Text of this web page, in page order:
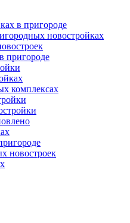
в пригороде
новостройках
пригороде
комплексах
новостроек